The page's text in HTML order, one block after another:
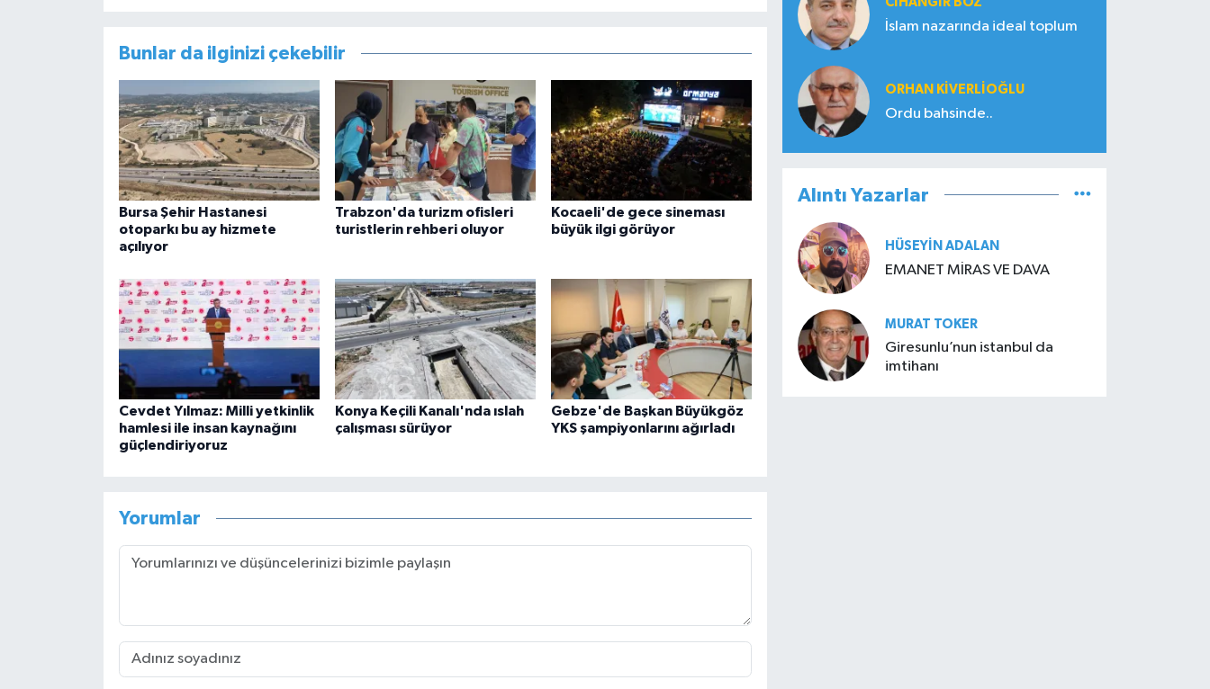
Bunlar da ilginizi çekebilir
Bursa Şehir Hastanesi
otoparkı bu ay hizmete
açılıyor
Trabzon'da turizm ofisleri
turistlerin rehberi oluyor
Kocaeli'de gece sineması
büyük ilgi görüyor
Cevdet Yılmaz: Milli yetkinlik
hamlesi ile insan kaynağını
güçlendiriyoruz
Konya Keçili Kanalı'nda ıslah
çalışması sürüyor
Gebze'de Başkan Büyükgöz
YKS şampiyonlarını ağırladı
Yorumlar
İslam nazarında ideal toplum
ORHAN KIVERLIOĞLU
Ordu bahsinde..
Alıntı Yazarlar
HÜSEYIN ADALAN
EMANET MİRAS VE DAVA
MURAT TOKER
Giresunlu’nun istanbul da
imtihanı